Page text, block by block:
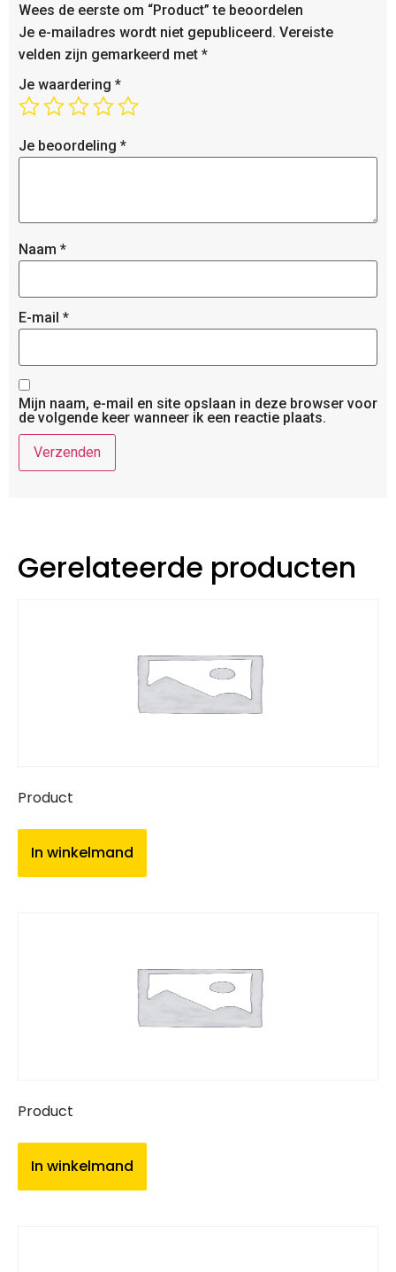
Wees de eerste om “Product” te beoordelen
Je e-mailadres wordt niet gepubliceerd. Vereiste
velden zijn gemarkeerd met *
Je waardering *
Je beoordeling *
Naam *
E-mail *
Mijn naam, e-mail en site opslaan in deze browser voor
de volgende keer wanneer ik een reactie plaats.
Gerelateerde producten
Product
In winkelmand
Product
In winkelmand